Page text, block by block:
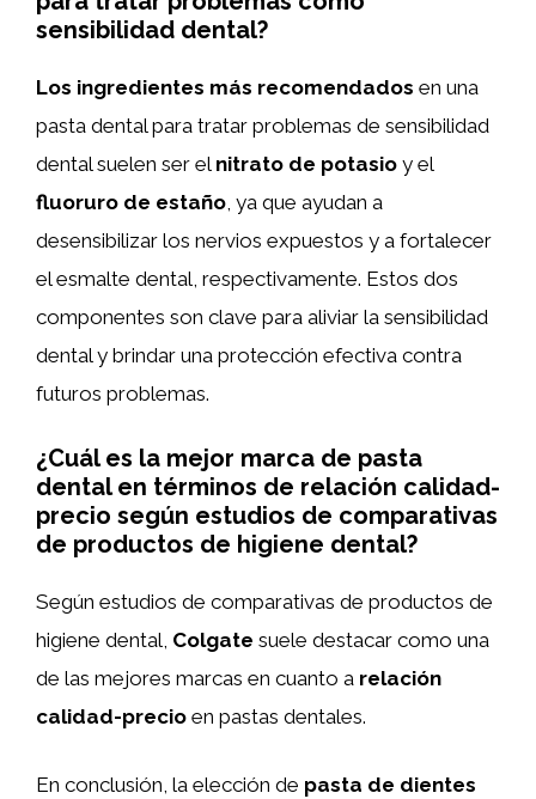
sensibilidad dental?
Los ingredientes más recomendados en una
pasta dental para tratar problemas de sensibilidad
dental suelen ser el nitrato de potasio y el
fluoruro de estaño, ya que ayudan a
desensibilizar los nervios expuestos y a fortalecer
el esmalte dental, respectivamente. Estos dos
componentes son clave para aliviar la sensibilidad
dental y brindar una protección efectiva contra
futuros problemas.
¿Cuál es la mejor marca de pasta
dental en términos de relación calidad-
precio según estudios de comparativas
de productos de higiene dental?
Según estudios de comparativas de productos de
higiene dental, Colgate suele destacar como una
de las mejores marcas en cuanto a relación
calidad-precio en pastas dentales.
En conclusión, la elección de pasta de dientes